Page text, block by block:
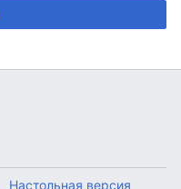
Настольная версия